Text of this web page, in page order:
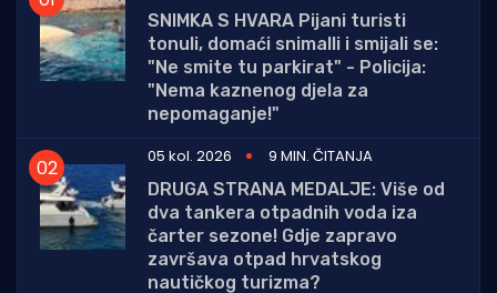
SNIMKA S HVARA Pijani turisti
tonuli, domaći snimalli i smijali se:
"Ne smite tu parkirat" - Policija:
"Nema kaznenog djela za
nepomaganje!"
05 kol. 2026
9 MIN. ČITANJA
DRUGA STRANA MEDALJE: Više od
dva tankera otpadnih voda iza
čarter sezone! Gdje zapravo
završava otpad hrvatskog
nautičkog turizma?